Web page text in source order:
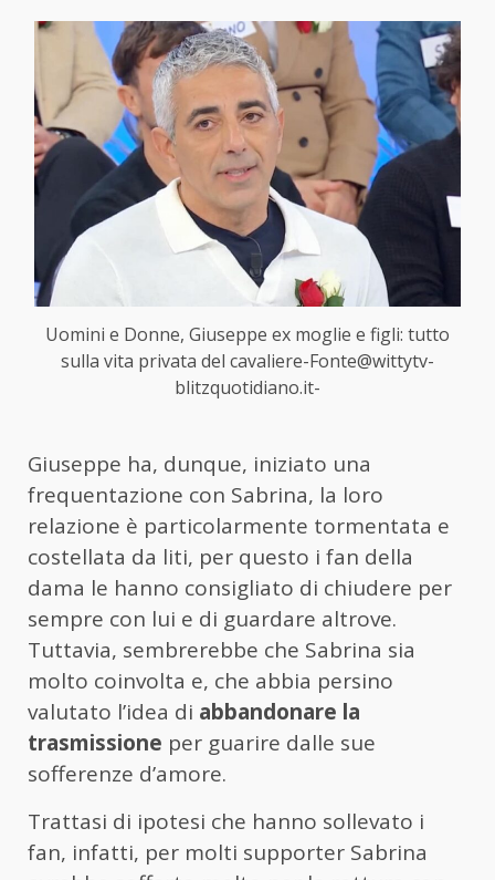
Uomini e Donne, Giuseppe ex moglie e figli: tutto
sulla vita privata del cavaliere-Fonte@wittytv-
blitzquotidiano.it-
Giuseppe ha, dunque, iniziato una
frequentazione con Sabrina, la loro
relazione è particolarmente tormentata e
costellata da liti, per questo i fan della
dama le hanno consigliato di chiudere per
sempre con lui e di guardare altrove.
Tuttavia, sembrerebbe che Sabrina sia
molto coinvolta e, che abbia persino
valutato l’idea di abbandonare la
trasmissione per guarire dalle sue
sofferenze d’amore.
Trattasi di ipotesi che hanno sollevato i
fan, infatti, per molti supporter Sabrina